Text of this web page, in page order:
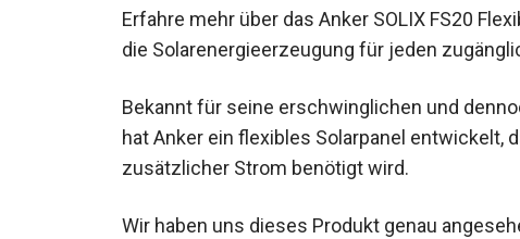
Erfahre mehr über das Anker SOLIX FS20
die Solarenergieerzeugung für jeden
Bekannt für seine erschwinglichen und
hat Anker ein flexibles Solarpanel entwickelt,
zusätzlicher Strom benötigt wird.
Wir haben uns dieses Produkt genau